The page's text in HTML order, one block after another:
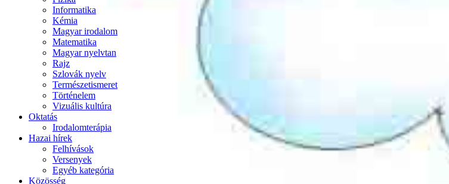
Informatika
Kémia
Magyar irodalom
Matematika
Magyar nyelvtan
Rajz
Szlovák nyelv
Természetismeret
Történelem
Vizuális kultúra
Oktatás
Irodalomterápia
Hazai hírek
Felhívások
Versenyek
Egyéb kategória
Közösség